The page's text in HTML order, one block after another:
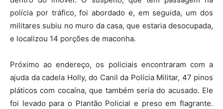
polícia por tráfico, foi abordado e, em seguida, um dos
militares subiu no muro da casa, que estaria desocupada,
e localizou 14 porções de maconha.
Próximo ao endereço, os policiais encontraram com a
ajuda da cadela Holly, do Canil da Polícia Militar, 47 pinos
pláticos com cocaína, que também seria do acusado. Ele
foi levado para o Plantão Policial e preso em flagrante.